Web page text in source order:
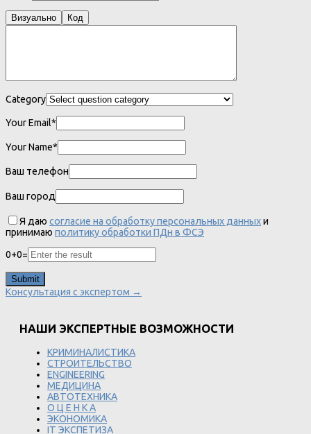
Визуально Код
Category
Your Email*
Your Name*
Ваш телефон
Ваш город
Я даю согласие на обработку персональных данныхи
принимаю политику обработки ПДн в ФСЭ
0+0=
Консультация с экспертом →
НАШИ ЭКСПЕРТНЫЕ ВОЗМОЖНОСТИ
КРИМИНАЛИСТИКА
СТРОИТЕЛЬСТВО
ENGINEERING
МЕДИЦИНА
АВТОТЕХНИКА
О Ц Е Н К А
ЭКОНОМИКА
IT ЭКСПЕТИЗА